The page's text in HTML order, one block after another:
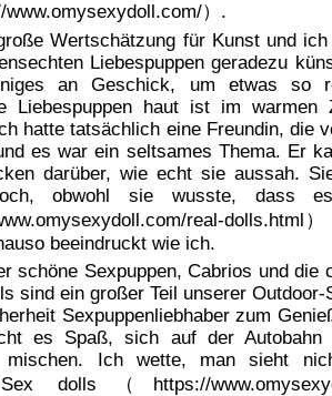
） .
Wertschätzung für Kunst und
Liebespuppen geradezu
an Geschick, um etwas so
Liebespuppen haut ist im warmen
hatte tatsächlich eine Freundin, die
es war ein seltsames Thema. Er
darüber, wie echt sie aussah.
obwohl sie wusste, dass
real-dolls.html）
beeindruckt wie ich.
schöne Sexpuppen, Cabrios und die
sind ein großer Teil unserer Outdoor-
Sexpuppenliebhaber zum
es Spaß, sich auf der Autobahn
mischen. Ich wette, man sieht
Sex dolls（ https://